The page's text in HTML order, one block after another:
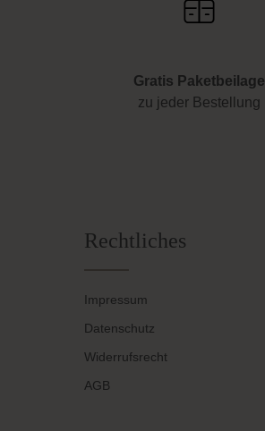
Gratis Paketbeilage
zu jeder Bestellung
Rechtliches
Impressum
Datenschutz
Widerrufsrecht
AGB